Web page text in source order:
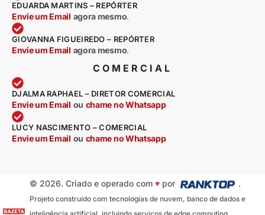
EDUARDA MARTINS – REPÓRTER
Envie um Email agora mesmo.
GIOVANNA FIGUEIREDO – REPÓRTER
Envie um Email agora mesmo.
COMERCIAL
DJALMA RAPHAEL – DIRETOR COMERCIAL
Envie um Email ou chame no Whatsapp
LUCY NASCIMENTO – COMERCIAL
Envie um Email ou chame no Whatsapp
© 2026. Criado e operado com ♥por .
Projeto construído com tecnologias de nuvem, banco de dados e